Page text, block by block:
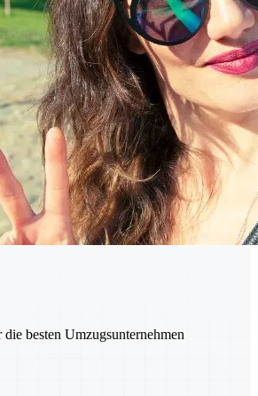
besten Umzugsunternehmen